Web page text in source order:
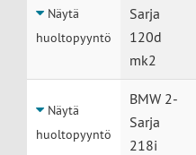
Näytä
huoltopyyntö
Sarja
120d
mk2
Näytä
huoltopyyntö
BMW 2-
Sarja
218i